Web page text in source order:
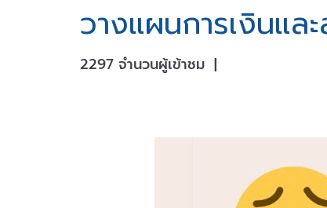
วางแผนการเงินแ
2297 จำนวนผู้เข้าชม |